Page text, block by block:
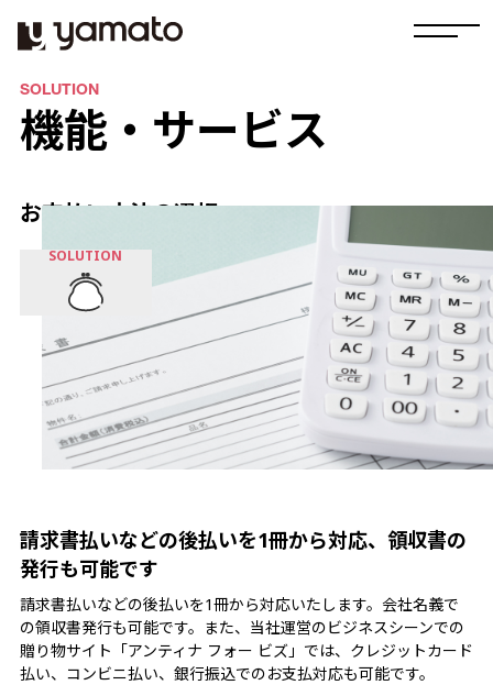
SOLUTION
機能・サービス
お支払い方法の選択
SOLUTION
請求書払いなどの後払いを1冊から対応、領収書の
発行も可能です
請求書払いなどの後払いを1冊から対応いたします。会社名義で
の領収書発行も可能です。また、当社運営のビジネスシーンでの
贈り物サイト「アンティナ フォー ビズ」では、クレジットカード
払い、コンビニ払い、銀行振込でのお支払対応も可能です。